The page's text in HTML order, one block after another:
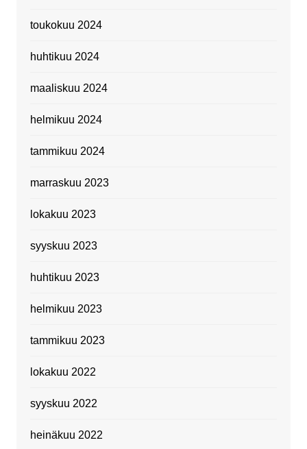
toukokuu 2024
huhtikuu 2024
maaliskuu 2024
helmikuu 2024
tammikuu 2024
marraskuu 2023
lokakuu 2023
syyskuu 2023
huhtikuu 2023
helmikuu 2023
tammikuu 2023
lokakuu 2022
syyskuu 2022
heinäkuu 2022